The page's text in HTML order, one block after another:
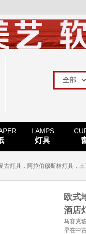
LAMPS
灯具
古灯具，阿拉伯穆斯林灯具，
欧式
酒店
马赛克
早在中